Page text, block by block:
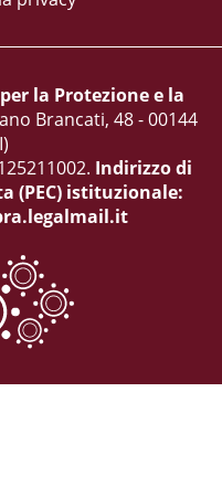
la Protezione e la
Brancati, 48 - 00144
Indirizzo di
(PEC) istituzionale: